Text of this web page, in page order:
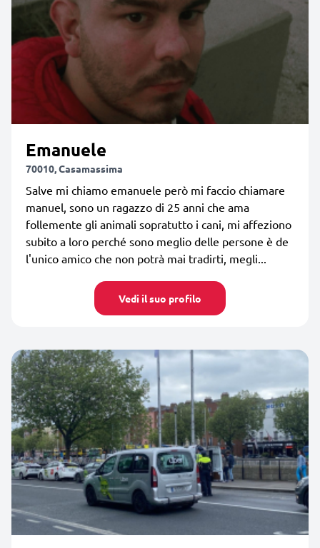
Emanuele
70010, Casamassima
Salve mi chiamo emanuele però mi faccio chiamare
manuel, sono un ragazzo di 25 anni che ama
follemente gli animali sopratutto i cani, mi affeziono
subito a loro perché sono meglio delle persone è de
l'unico amico che non potrà mai tradirti, megli...
Vedi il suo profilo